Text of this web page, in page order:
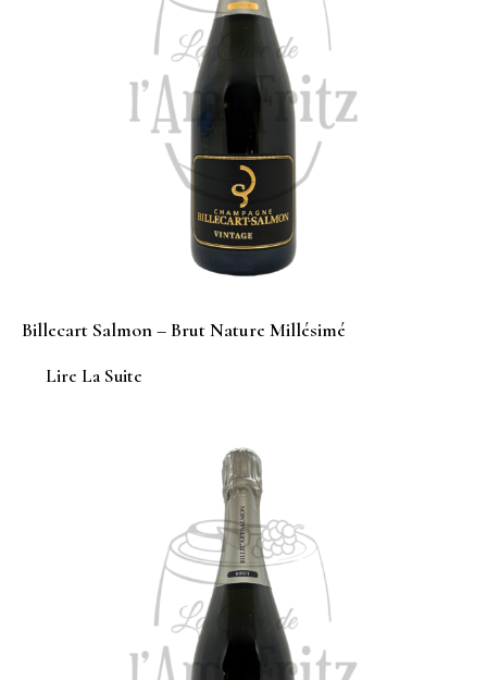
Billecart Salmon – Brut Nature Millésimé
Lire La Suite